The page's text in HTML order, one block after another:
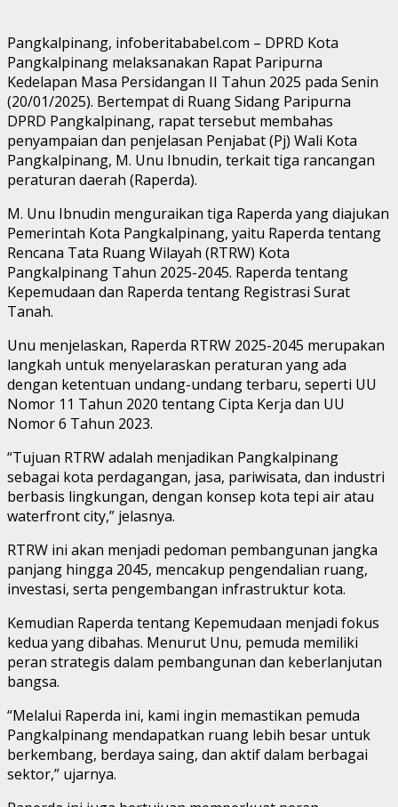
Pangkalpinang, infoberitababel.com – DPRD Kota
Pangkalpinang melaksanakan Rapat Paripurna
Kedelapan Masa Persidangan II Tahun 2025 pada Senin
(20/01/2025). Bertempat di Ruang Sidang Paripurna
DPRD Pangkalpinang, rapat tersebut membahas
penyampaian dan penjelasan Penjabat (Pj) Wali Kota
Pangkalpinang, M. Unu Ibnudin, terkait tiga rancangan
peraturan daerah (Raperda).
M. Unu Ibnudin menguraikan tiga Raperda yang diajukan
Pemerintah Kota Pangkalpinang, yaitu Raperda tentang
Rencana Tata Ruang Wilayah (RTRW) Kota
Pangkalpinang Tahun 2025-2045. Raperda tentang
Kepemudaan dan Raperda tentang Registrasi Surat
Tanah.
Unu menjelaskan, Raperda RTRW 2025-2045 merupakan
langkah untuk menyelaraskan peraturan yang ada
dengan ketentuan undang-undang terbaru, seperti UU
Nomor 11 Tahun 2020 tentang Cipta Kerja dan UU
Nomor 6 Tahun 2023.
“Tujuan RTRW adalah menjadikan Pangkalpinang
sebagai kota perdagangan, jasa, pariwisata, dan industri
berbasis lingkungan, dengan konsep kota tepi air atau
waterfront city,” jelasnya.
RTRW ini akan menjadi pedoman pembangunan jangka
panjang hingga 2045, mencakup pengendalian ruang,
investasi, serta pengembangan infrastruktur kota.
Kemudian Raperda tentang Kepemudaan menjadi fokus
kedua yang dibahas. Menurut Unu, pemuda memiliki
peran strategis dalam pembangunan dan keberlanjutan
bangsa.
“Melalui Raperda ini, kami ingin memastikan pemuda
Pangkalpinang mendapatkan ruang lebih besar untuk
berkembang, berdaya saing, dan aktif dalam berbagai
sektor,” ujarnya.